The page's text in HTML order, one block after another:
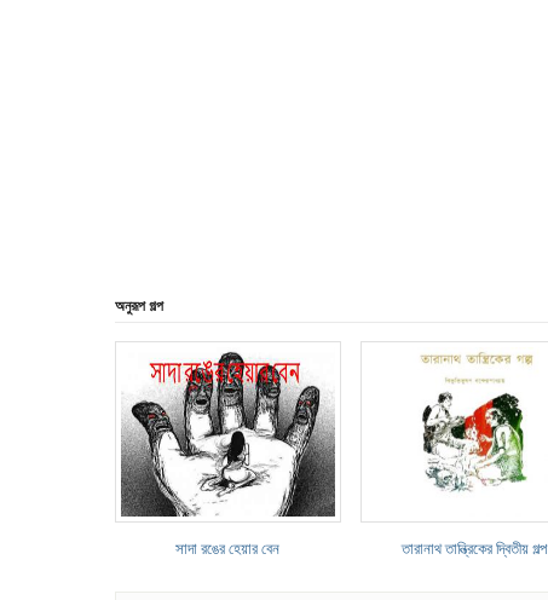
অনুরূপ গল্প
সাদা রঙের হেয়ার বেন তারানাথ তান্ত্রিকের দ্বিতীয় গল্প